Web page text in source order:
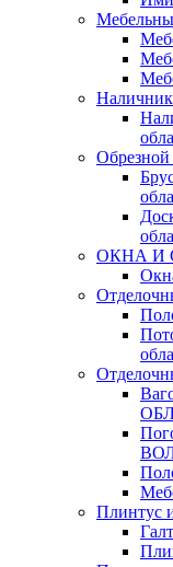
Наличник
Обрезной
ОКНА И
Плинтус